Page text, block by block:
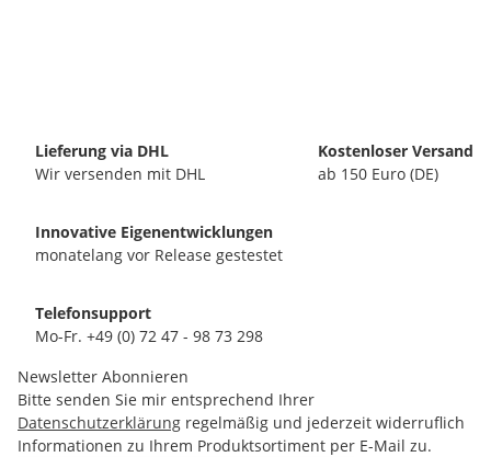
Lieferung via DHL
Wir versenden mit DHL
Kostenloser Versand
ab 150 Euro (DE)
Innovative Eigenentwicklungen
monatelang vor Release gestestet
Telefonsupport
Mo-Fr. +49 (0) 72 47 - 98 73 298
Newsletter Abonnieren
Bitte senden Sie mir entsprechend Ihrer
Datenschutzerklärung regelmäßig und jederzeit widerruflich
Informationen zu Ihrem Produktsortiment per E-Mail zu.